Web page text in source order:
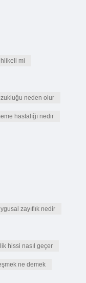
mi
neden olur
hastalığı nedir
zayıflık nedir
hissi nasıl geçer
ne demek